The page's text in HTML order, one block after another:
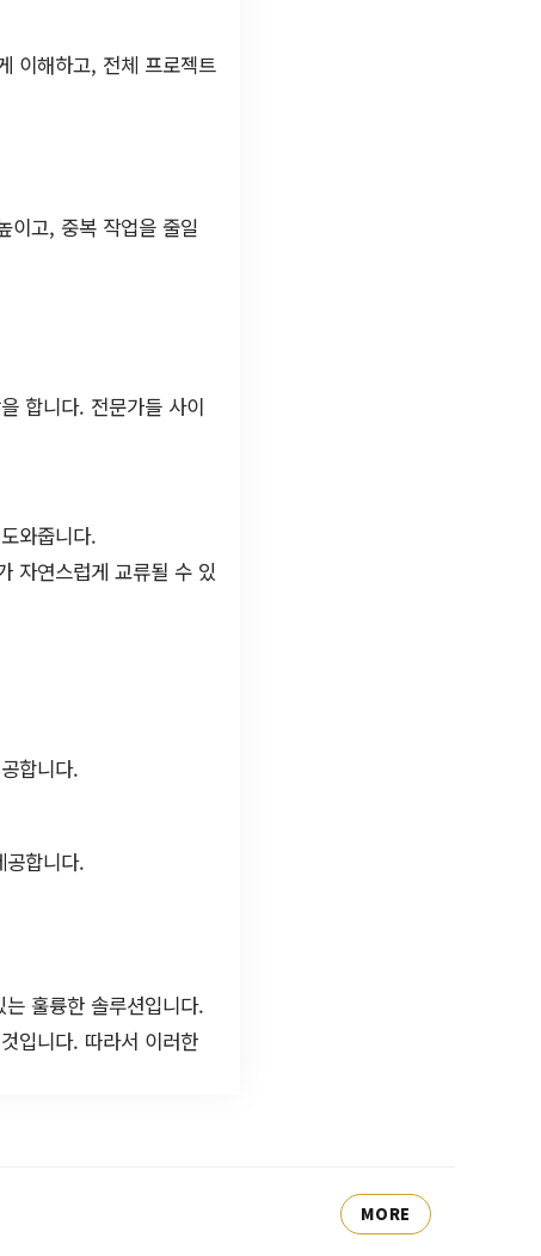
이해하고, 전체 프로젝트
이고, 중복 작업을 줄일
합니다. 전문가들 사이
와줍니다.
자연스럽게 교류될 수 있
합니다.
합니다.
훌륭한 솔루션입니다.
입니다. 따라서 이러한
MORE